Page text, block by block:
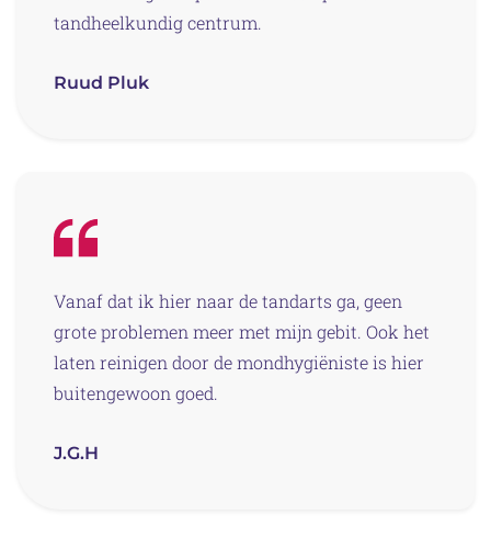
tandheelkundig centrum.
Ruud Pluk
Vanaf dat ik hier naar de tandarts ga, geen
grote problemen meer met mijn gebit. Ook het
laten reinigen door de mondhygiëniste is hier
buitengewoon goed.
J.G.H